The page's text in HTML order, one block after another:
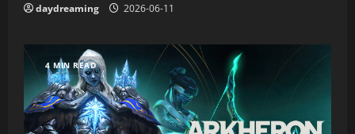
daydreaming 2026-06-11
4 MIN READ